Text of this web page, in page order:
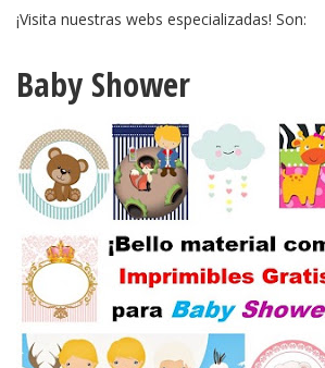
¡Visita nuestras webs especializadas! Son:
Baby Shower